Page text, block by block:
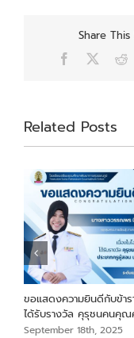
Share
Facebook
Related Posts
ขอแสดงความยินดีกับข้าร
ได้รับรางวัล คุรุชนคนคุ
September 18th, 2025